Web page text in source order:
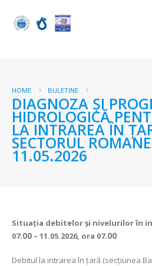
HOME BULETINE
DIAGNOZA ŞI
HIDROLOGICĂ
LA INTRAREA ÎN
SECTORUL
11.05.2026
Situaţia debitelor şi nivelurilorîn
07.00 – 11.05.2026, ora 07.00
Debitul la intrarea în ţară (secţiunea